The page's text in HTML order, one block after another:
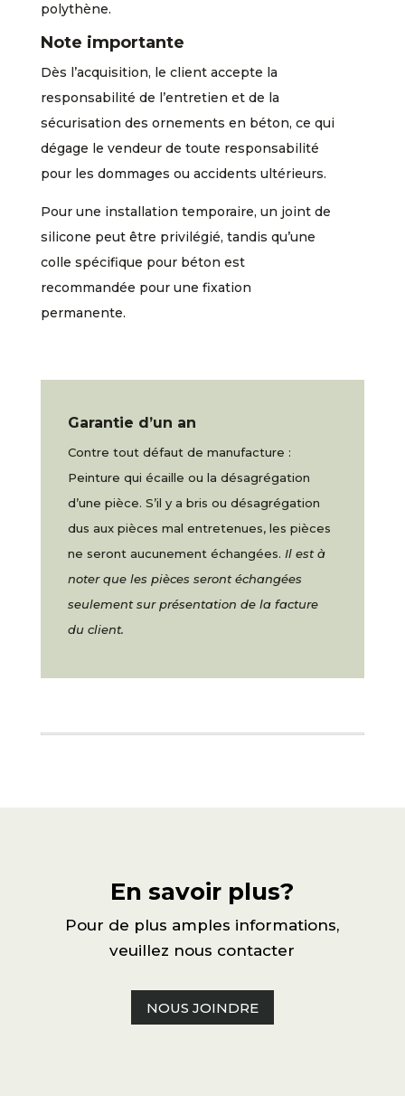
polythène.
Note importante
Dès l’acquisition, le client accepte la
responsabilité de l’entretien et de la
sécurisation des ornements en béton, ce qui
dégage le vendeur de toute responsabilité
pour les dommages ou accidents ultérieurs.
Pour une installation temporaire, un joint de
silicone peut être privilégié, tandis qu’une
colle spécifique pour béton est
recommandée pour une fixation
permanente.
Garantie d’un an
Contre tout défaut de manufacture :
Peinture qui écaille ou la désagrégation
d’une pièce. S’il y a bris ou désagrégation
dus aux pièces mal entretenues, les pièces
ne seront aucunement échangées. Il est à
noter que les pièces seront échangées
seulement sur présentation de la facture
du client.
En savoir plus?
Pour de plus amples informations,
veuillez nous contacter
NOUS JOINDRE